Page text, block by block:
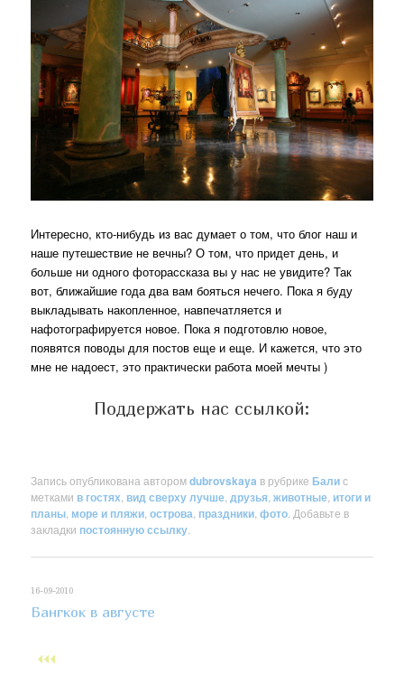
Интересно, кто-нибудь из вас думает о том, что блог наш и
наше путешествие не вечны? О том, что придет день, и
больше ни одного фоторассказа вы у нас не увидите? Так
вот, ближайшие года два вам бояться нечего. Пока я буду
выкладывать накопленное, навпечатляется и
нафотографируется новое. Пока я подготовлю новое,
появятся поводы для постов еще и еще. И кажется, что это
мне не надоест, это практически работа моей мечты )
Поддержать нас ссылкой:
Запись опубликована авторомdubrovskaya в рубрикеБалис
метками в гостях вид сверху лучше друзья ,животные итоги и
планы море и пляжи ,острова праздники ,фото . Добавьте в
закладки постоянную ссылку
16-09-2010
Бангкок в августе